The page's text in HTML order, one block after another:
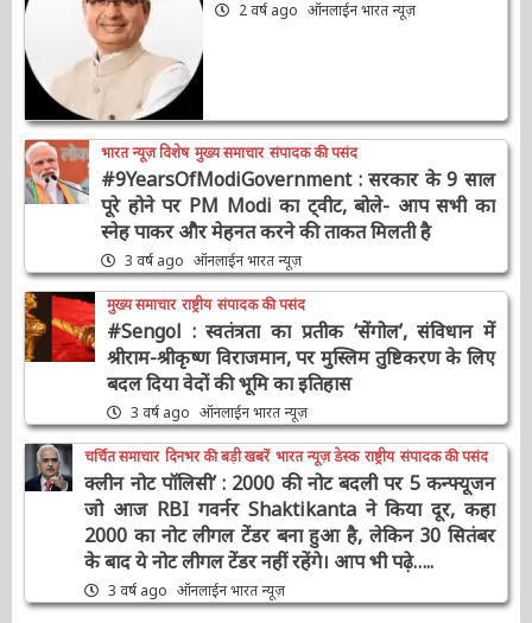
2 वर्ष ago ऑनलाईन भारत न्यूज़
भारत न्यूज़ विशेष मुख्य समाचार संपादक की पसंद
#9YearsOfModiGovernment : सरकार के 9
साल पूरे होने पर PM Modi का ट्वीट, बोले- आप सभी
का स्नेह पाकर और मेहनत करने की ताकत मिलती है
3 वर्ष ago ऑनलाईन भारत न्यूज़
मुख्य समाचार राष्ट्रीय संपादक की पसंद
#Sengol : स्वतंत्रता का प्रतीक ‘सेंगोल’, संविधान में
श्रीराम-श्रीकृष्ण विराजमान, पर मुस्लिम तुष्टिकरण के
लिए बदल दिया वेदों की भूमि का इतिहास
3 वर्ष ago ऑनलाईन भारत न्यूज़
चर्चित समाचार दिनभर की बड़ी खबरें भारत न्यूज़ डेस्क राष्ट्रीय
संपादक की पसंद
क्लीन नोट पॉलिसी’ : 2000 की नोट बदली पर 5
कन्फ्यूजन जो आज RBI गवर्नर Shaktikanta ने किया
दूर, कहा 2000 का नोट लीगल टेंडर बना हुआ है, लेकिन
30 सितंबर के बाद ये नोट लीगल टेंडर नहीं रहेंगे। आप भी
पढ़े…..